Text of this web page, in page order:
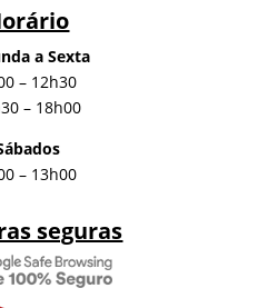
a Sexta
– 12h30
– 18h00
– 13h00
seguras